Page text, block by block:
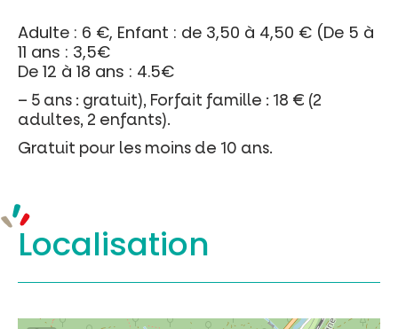
Adulte : 6 €, Enfant : de 3,50 à 4,50 € (De 5 à
11 ans : 3,5€
De 12 à 18 ans : 4.5€
– 5 ans : gratuit), Forfait famille : 18 € (2
adultes, 2 enfants).
Gratuit pour les moins de 10 ans.
Localisation